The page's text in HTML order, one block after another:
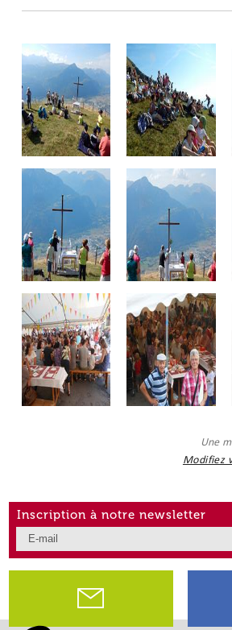
Une
Modifiez
Inscription à notre newsletter